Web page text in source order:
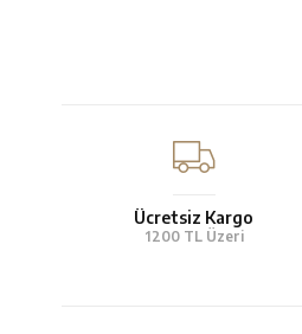
Ücretsiz Kargo
1200 TL Üzeri